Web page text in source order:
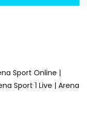
Sport Online |
Sport 1 Live | Arena